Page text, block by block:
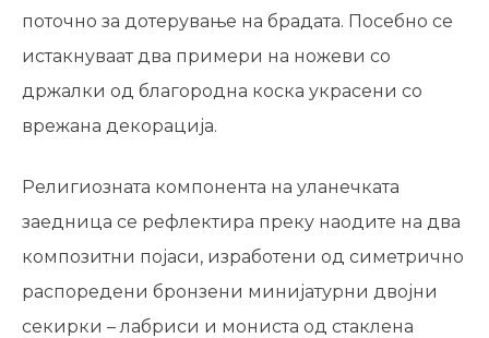
поточно за дотерување на брадата. Посебно се
истакнуваат два примери на ножеви со
држалки од благородна коска украсени со
врежана декорација.
Религиозната компонента на уланечката
заедница се рефлектира преку наодите на два
композитни појаси, изработени од симетрично
распоредени бронзени минијатурни двојни
секирки – лабриси и мониста од стаклена